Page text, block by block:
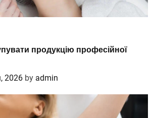
продукцію професійної
2026 by admin